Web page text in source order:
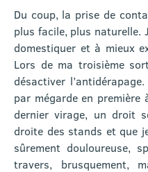
Du coup, la prise de
plus facile, plus naturelle.
domestiquer et à mieux
Lors de ma troisième
désactiver
par mégarde en
dernier virage, un droit
droite des stands et que
sûrement douloureuse,
travers, brusquement,